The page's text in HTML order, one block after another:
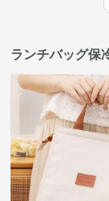
ランチバッグ保